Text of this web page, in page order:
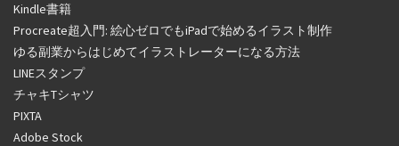
Kindle書籍
Procreate超入門: 絵心ゼロでもiPadで始めるイラスト制作
ゆる副業からはじめてイラストレーターになる方法
LINEスタンプ
チャキTシャツ
PIXTA
Adobe Stock